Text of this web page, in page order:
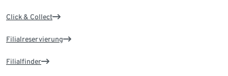
Click & Collect
Filialreservierung
Filialfinder